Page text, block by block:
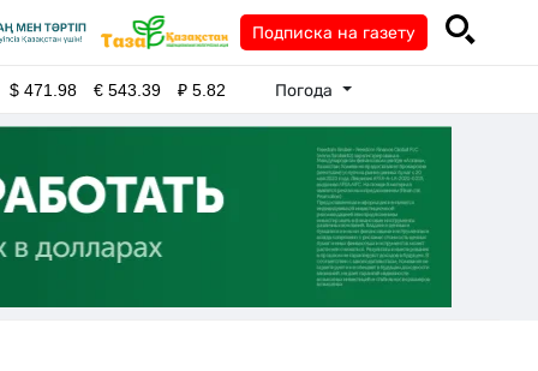
Подписка на газету
$471.98 €543.39 ₽5.82 Погода